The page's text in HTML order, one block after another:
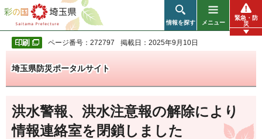
彩の国 埼玉県
情報を探す メニュー
緊急・防
災
ページ番号：272797 掲載日：2025年9月10日
埼玉県防災ポータルサイト
洪水警報、洪水注意報の解除により
情報連絡室を閉鎖しました